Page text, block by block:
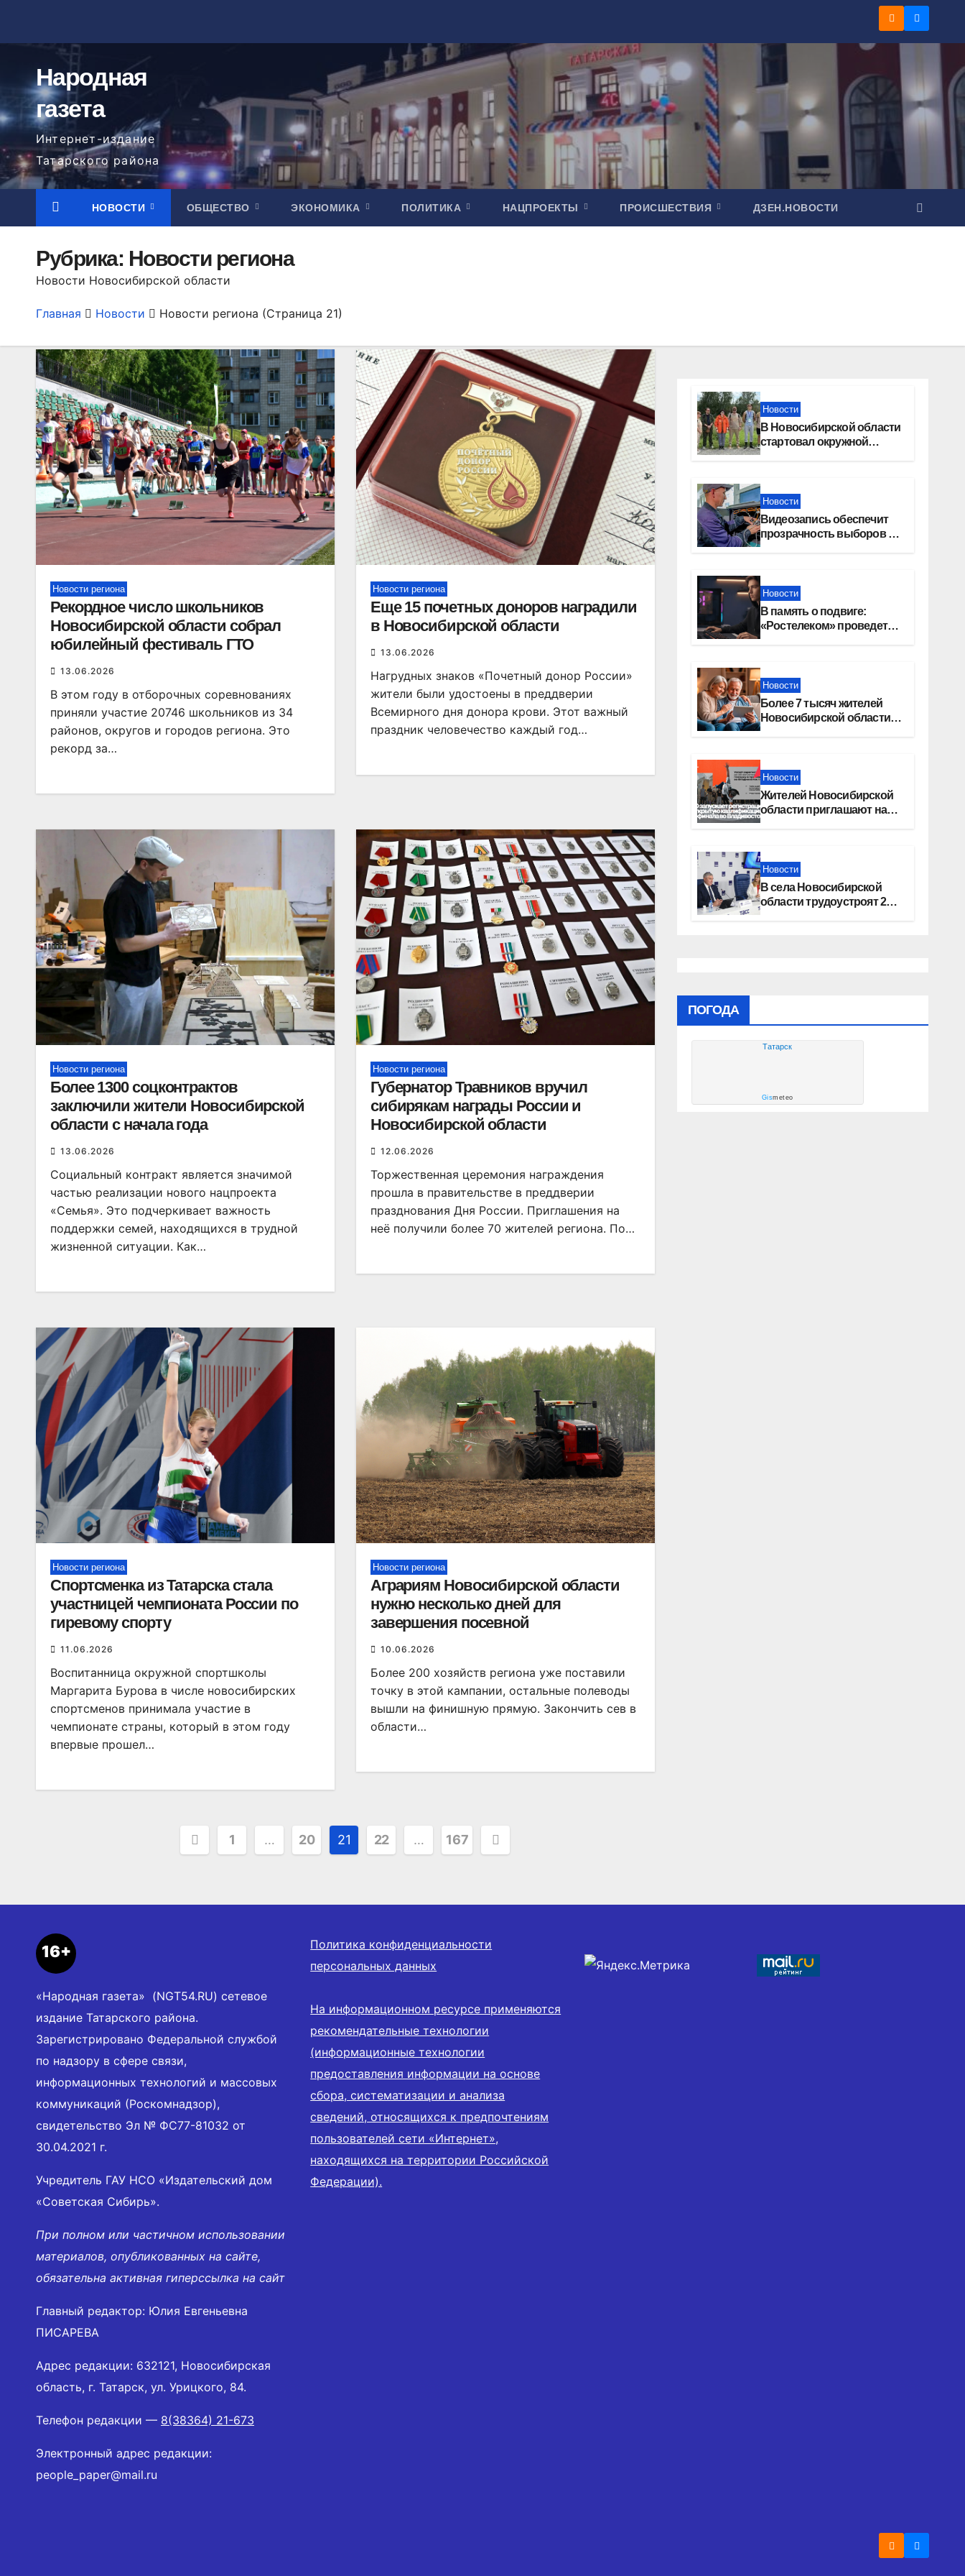
содержимому
Народная
газета
Интернет-издание
Татарского района
НОВОСТИ ОБЩЕСТВО ЭКОНОМИКА ПОЛИТИКА НАЦПРОЕКТЫ ПРОИСШЕСТВИЯ ДЗЕН.НОВОСТИ
Рубрика: Новости региона
Новости Новосибирской области
Главная Новости Новости региона (Страница 21)
Новости региона
Рекордное число школьников
Новосибирской области собрал
юбилейный фестиваль ГТО
13.06.2026
В этом году в отборочных соревнованиях
приняли участие 20746 школьников из 34
районов, округов и городов региона. Это
рекорд за…
Новости региона
Еще 15 почетных доноров наградили
в Новосибирской области
13.06.2026
Нагрудных знаков «Почетный донор России»
жители были удостоены в преддверии
Всемирного дня донора крови. Этот важный
праздник человечество каждый год…
Новости региона
Более 1300 соцконтрактов
заключили жители Новосибирской
области с начала года
13.06.2026
Социальный контракт является значимой
частью реализации нового нацпроекта
«Семья». Это подчеркивает важность
поддержки семей, находящихся в трудной
жизненной ситуации. Как…
Новости региона
Губернатор Травников вручил
сибирякам награды России и
Новосибирской области
12.06.2026
Торжественная церемония награждения
прошла в правительстве в преддверии
празднования Дня России. Приглашения на
неё получили более 70 жителей региона. По…
Новости региона
Спортсменка из Татарска стала
участницей чемпионата России по
гиревому спорту
11.06.2026
Воспитанница окружной спортшколы
Маргарита Бурова в числе новосибирских
спортсменов принимала участие в
чемпионате страны, который в этом году
впервые прошел…
Новости региона
Аграриям Новосибирской области
нужно несколько дней для
завершения посевной
10.06.2026
Более 200 хозяйств региона уже поставили
точку в этой кампании, остальные полеводы
вышли на финишную прямую. Закончить сев в
области…
Пагинация
1 … 20 21 22 … 167
Новости
В Новосибирской области
стартовал окружной
туристский слет молодежи
Новости
Видеозапись обеспечит
прозрачность выборов в
Госдуму в Новосибирской
Новости
В память о подвиге:
«Ростелеком» проведет
кибертурнир «Битва за
Новости
Более 7 тысяч жителей
Новосибирской области
получили увеличение
Новости
Жителей Новосибирской
области приглашают на
открытую квалификацию
Новости
В села Новосибирской
области трудоустроят 20
работников культуры
ПОГОДА
Татарск
Gismeteo
16+
«Народная газета» (NGT54.RU) сетевое
издание Татарского района.
Зарегистрировано Федеральной службой
по надзору в сфере связи,
информационных технологий и массовых
коммуникаций (Роскомнадзор),
свидетельство Эл № ФС77-81032 от
30.04.2021 г.
Учредитель ГАУ НСО «Издательский дом
«Советская Сибирь».
При полном или частичном использовании
материалов, опубликованных на сайте,
обязательна активная гиперссылка на сайт
Главный редактор: Юлия Евгеньевна
ПИСАРЕВА
Адрес редакции: 632121, Новосибирская
область, г. Татарск, ул. Урицкого, 84.
Телефон редакции — 8(38364) 21-673
Электронный адрес редакции:
people_paper@mail.ru
Политика конфиденциальности
персональных данных
На информационном ресурсе применяются
рекомендательные технологии
(информационные технологии
предоставления информации на основе
сбора, систематизации и анализа
сведений, относящихся к предпочтениям
пользователей сети «Интернет»,
находящихся на территории Российской
Федерации).